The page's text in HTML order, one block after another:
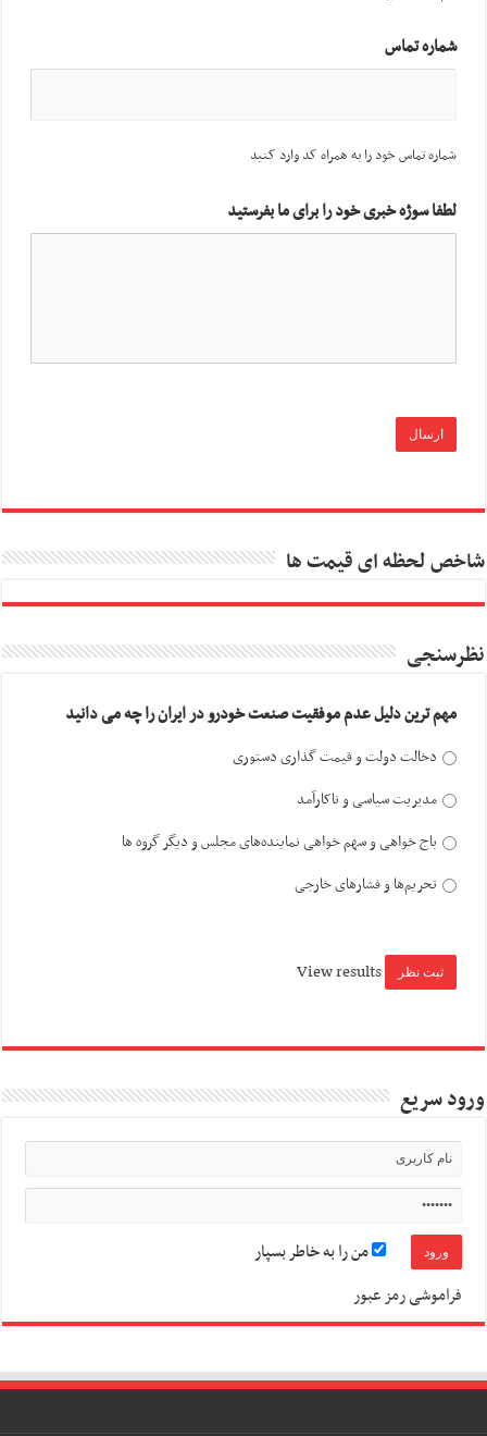
شماره تماس
شماره تماس خود را به همراه کد وارد کنید
لطفا سوژه خبری خود را برای ما بفرستید
شاخص لحظه ای قیمت ها
نظرسنجی
مهم ترین دلیل عدم موفقیت صنعت خودرو در ایران را چه می دانید
دخالت دولت و قیمت گذاری دستوری
مدیریت سیاسی و ناکارآمد
باج خواهی و سهم خواهی نماینده‌های مجلس و دیگر گروه ها
تحریم‌ها و فشارهای خارجی
View results
ورود سریع
من را به خاطر بسپار
فراموشی رمز عبور